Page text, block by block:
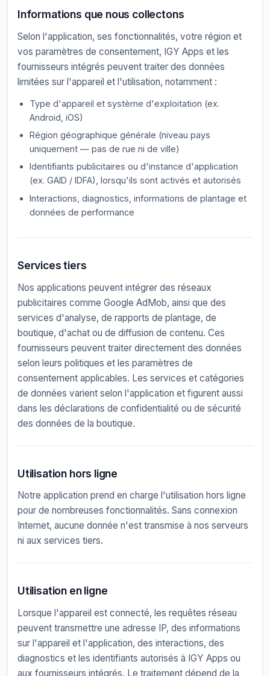
Informations que nous collectons
Selon l'application, ses fonctionnalités, votre région et
vos paramètres de consentement, IGY Apps et les
fournisseurs intégrés peuvent traiter des données
limitées sur l'appareil et l'utilisation, notamment :
Type d'appareil et système d'exploitation (ex.
Android, iOS)
Région géographique générale (niveau pays
uniquement — pas de rue ni de ville)
Identifiants publicitaires ou d'instance d'application
(ex. GAID / IDFA), lorsqu'ils sont activés et autorisés
Interactions, diagnostics, informations de plantage et
données de performance
Services tiers
Nos applications peuvent intégrer des réseaux
publicitaires comme Google AdMob, ainsi que des
services d'analyse, de rapports de plantage, de
boutique, d'achat ou de diffusion de contenu. Ces
fournisseurs peuvent traiter directement des données
selon leurs politiques et les paramètres de
consentement applicables. Les services et catégories
de données varient selon l'application et figurent aussi
dans les déclarations de confidentialité ou de sécurité
des données de la boutique.
Utilisation hors ligne
Notre application prend en charge l'utilisation hors ligne
pour de nombreuses fonctionnalités. Sans connexion
Internet, aucune donnée n'est transmise à nos serveurs
ni aux services tiers.
Utilisation en ligne
Lorsque l'appareil est connecté, les requêtes réseau
peuvent transmettre une adresse IP, des informations
sur l'appareil et l'application, des interactions, des
diagnostics et les identifiants autorisés à IGY Apps ou
aux fournisseurs intégrés. Le traitement dépend de la